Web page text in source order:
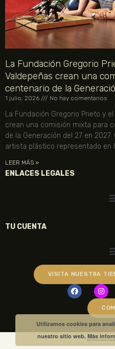
La Fundación Gregorio
Valdepeñas crean una
centenario de la
1 julio, 2026 No hay comentarios
La Fundación Gregorio Prieto y
crean una comisión mixta para
de la Generación del 27 en
artista plástico representado en
LEER MÁS »
ENLACES LEGALES
TU CUENTA
VISITA NUESTRA
Utilizamos cookies para
nuestro sitio web.Más